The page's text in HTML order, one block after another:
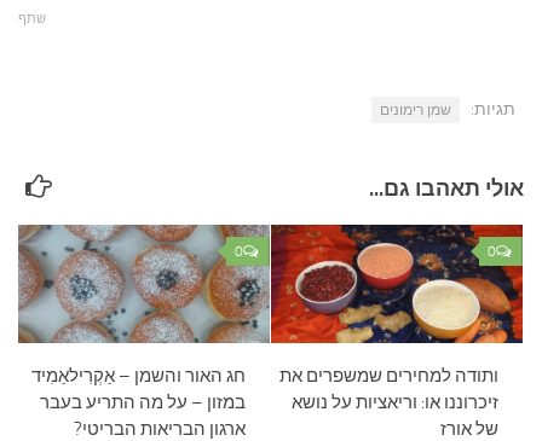
שתף
תגיות: שמן רימונים
אולי תאהבו גם...
0
חג האור והשמן – אַקְרִילאַמִיד
במזון – על מה התריע בעבר
ארגון הבריאות הבריטי?
0
ותודה למחירים שמשפרים את
זיכרוננו או: וריאציות על נושא
של אורז